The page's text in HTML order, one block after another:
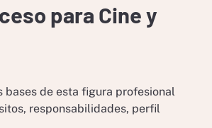
para Cine y
de esta figura profesional
responsabilidades, perfil